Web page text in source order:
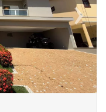
›Next